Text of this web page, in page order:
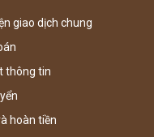
giao dịch chung
thông tin
hoàn tiền